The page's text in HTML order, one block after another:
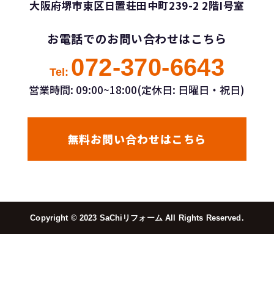
大阪府堺市東区日置荘田中町239-2 2階I号室
お電話でのお問い合わせはこちら
Tel: 072-370-6643
営業時間: 09:00~18:00(定休日: 日曜日・祝日)
無料お問い合わせはこちら
Copyright ©︎ 2023 SaChiリフォーム All Rights Reserved.